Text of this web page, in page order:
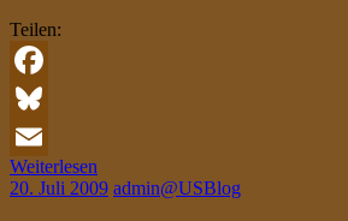
Teilen:
Facebook
Bluesky
Email
Weiterlesen
20. Juli 2009 admin@USBlog